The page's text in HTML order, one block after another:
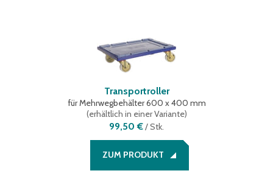
Transportroller
für Mehrwegbehälter 600 x 400 mm
(erhältlich in einer Variante)
99,50 €/Stk.
ZUM PRODUKT